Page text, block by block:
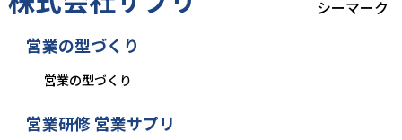
営業の型づくり
営業の型づくり
営業研修 営業サプリ